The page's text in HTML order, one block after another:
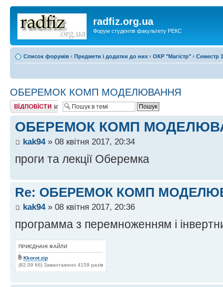
radfiz.org.ua
Форум студентів факультету РЕКС
Список форумів ‹ Предмети і додатки до них ‹ ОКР "Магістр" ‹ Семестр
ОБЕРЕМОК КОМП МОДЕЛЮВАННЯ
Відповісти
ОБЕРЕМОК КОМП
kak94» 08 квітня 2017, 20:34
проги та лекції Оберемка
Re: ОБЕРЕМОК КОМП
kak94» 08 квітня 2017, 20:36
программа з перемноженням і
ПРИЄДНАНІ ФАЙЛИ
Kkorot.zip
(82.09 Кб) Завантажено 4159 разів